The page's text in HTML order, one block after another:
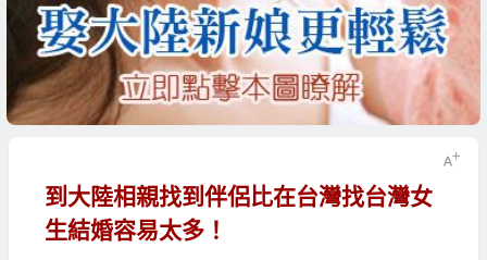
到大陸相親找到伴侶比在台灣找台灣女
生結婚容易太多！